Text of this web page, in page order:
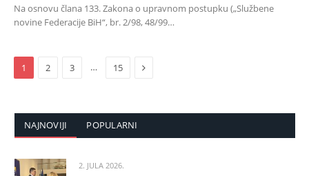
Na osnovu člana 133. Zakona o upravnom postupku („Službene
novine Federacije BiH“, br. 2/98, 48/99…
1 2 3 … 15 Next
NAJNOVIJI POPULARNI
2. JULA 2026.